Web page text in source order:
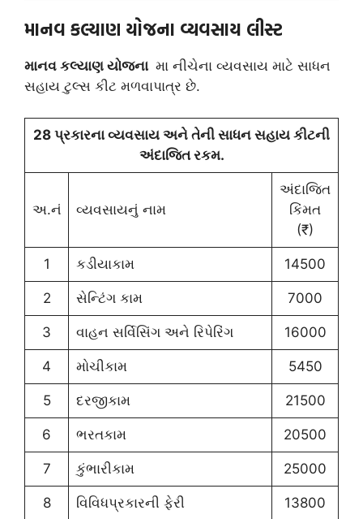
માનવ કલ્યાણ યોજના વ્યવસાય લીસ્ટ
માનવ કલ્યાણ યોજના મા નીચેના વ્યવસાય માટે સાધન
સહાય ટુલ્સ કીટ મળવાપાત્ર છે.
28 પ્રકારના વ્યવસાય અને તેની સાધન સહાય કીટની
અંદાજિત રકમ.
અ.નં વ્યવસાયનું નામ
અંદાજિત
કિંમત
(₹)
1 કડીયાકામ 14500
2 સેન્ટિંગ કામ 7000
3 વાહન સર્વિસિંગ અને રિપેરિંગ 16000
4 મોચીકામ 5450
5 દરજીકામ 21500
6 ભરતકામ 20500
7 કુંભારીકામ 25000
8 વિવિધપ્રકારની ફેરી 13800